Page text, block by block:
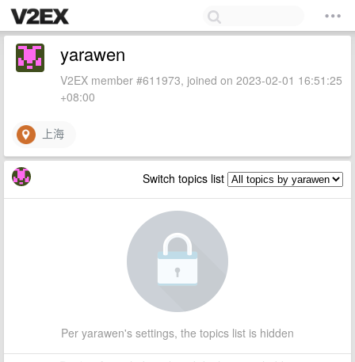
yarawen
V2EX member #611973, joined on 2023-02-01 16:51:25
+08:00
上海
Switch topics list
Per yarawen's settings, the topics list is hidden